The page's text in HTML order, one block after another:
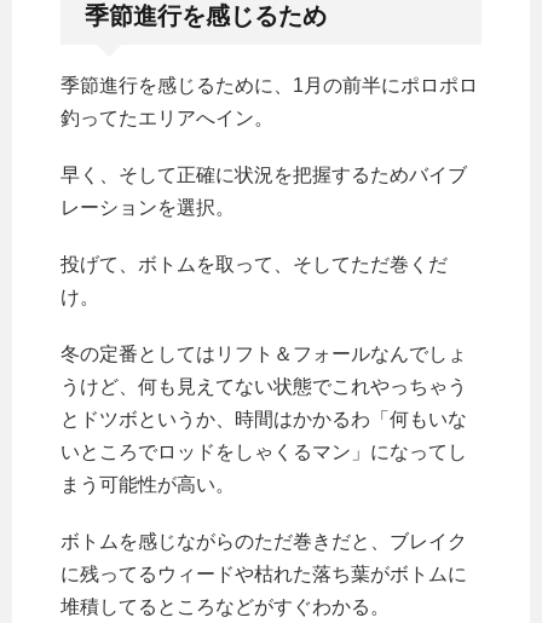
季節進行を感じるため
季節進行を感じるために、1月の前半にポロポロ
釣ってたエリアへイン。
早く、そして正確に状況を把握するためバイブ
レーションを選択。
投げて、ボトムを取って、そしてただ巻くだ
け。
冬の定番としてはリフト＆フォールなんでしょ
うけど、何も見えてない状態でこれやっちゃう
とドツボというか、時間はかかるわ「何もいな
いところでロッドをしゃくるマン」になってし
まう可能性が高い。
ボトムを感じながらのただ巻きだと、ブレイク
に残ってるウィードや枯れた落ち葉がボトムに
堆積してるところなどがすぐわかる。